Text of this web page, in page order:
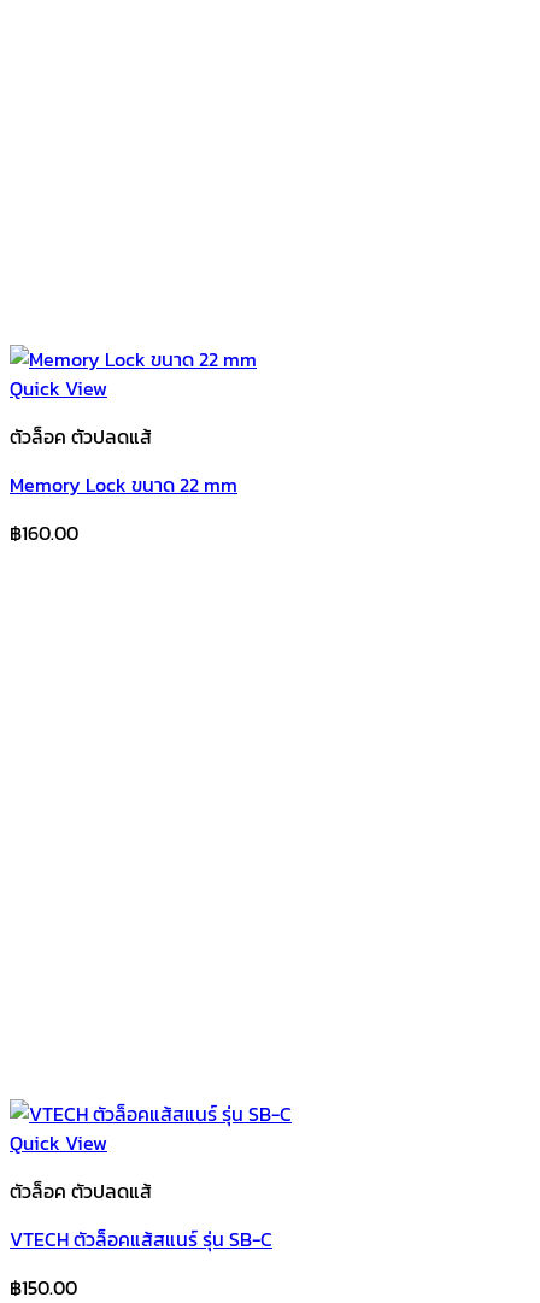
Quick View
ตัวล็อค ตัวปลดแส้
Memory Lock ขนาด 22 mm
฿160.00
Quick View
ตัวล็อค ตัวปลดแส้
VTECH ตัวล็อคแส้สแนร์ รุ่น SB-C
฿150.00